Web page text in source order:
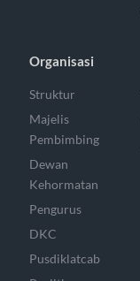
Organisasi
Struktur
Majelis
Pembimbing
Dewan
Kehormatan
Pengurus
DKC
Pusdiklatcab